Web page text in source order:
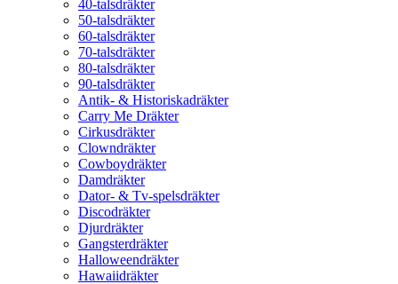
40-talsdräkter
50-talsdräkter
60-talsdräkter
70-talsdräkter
80-talsdräkter
90-talsdräkter
Antik- & Historiskadräkter
Carry Me Dräkter
Cirkusdräkter
Clowndräkter
Cowboydräkter
Damdräkter
Dator- & Tv-spelsdräkter
Discodräkter
Djurdräkter
Gangsterdräkter
Halloweendräkter
Hawaiidräkter